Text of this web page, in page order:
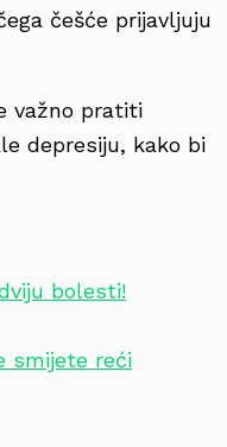
češće prijavljuju
važno pratiti
depresiju, kako bi
bolesti!
smijete reći